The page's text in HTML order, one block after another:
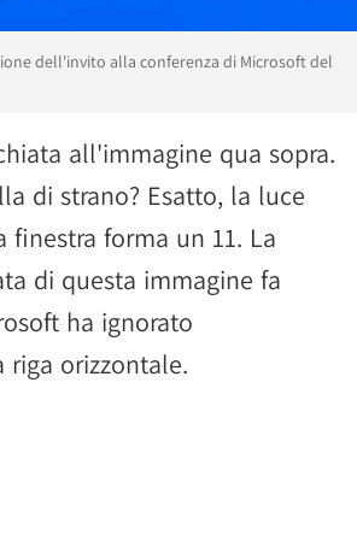
dell'invito alla conferenza di Microsoft del
all'immagine qua sopra.
di strano? Esatto, la luce
finestra forma un 11. La
di questa immagine fa
ha ignorato
orizzontale.